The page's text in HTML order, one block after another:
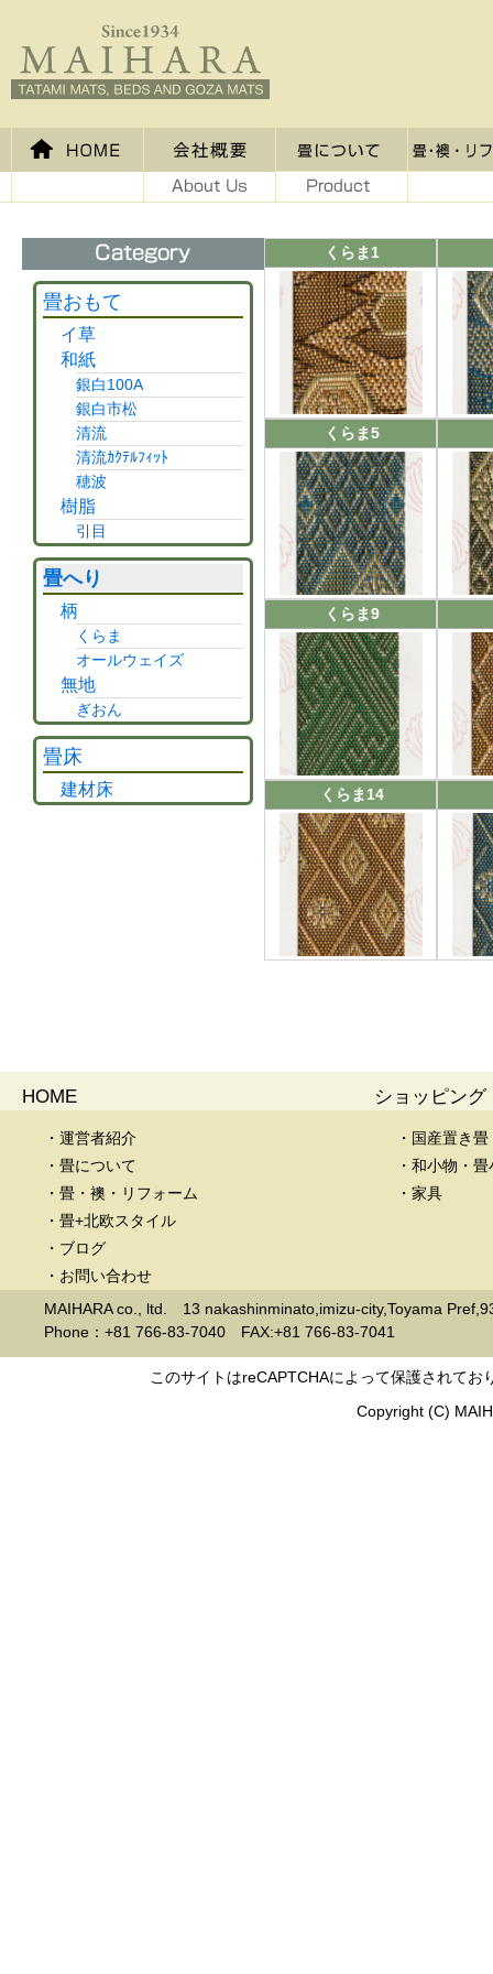
畳おもて
イ草
和紙
銀白100A
銀白市松
清流
清流ｶｸﾃﾙﾌｨｯﾄ
穂波
樹脂
引目
畳へり
柄
くらま
オールウェイズ
無地
ぎおん
畳床
建材床
くらま1
くらま5
くらま9
くらま14
HOME
・運営者紹介
・畳について
・畳・襖・リフォーム
・畳+北欧スタイル
・ブログ
・お問い合わせ
ショッピング
・国産置き
・和小物・
・家具
MAIHARA co., ltd. 13 nakashinminato,imizu-city,Toyama
Phone：+81 766-83-7040 FAX:+81 766-83-7041
このサイトはreCAPTCHAによって保護されてお
Copyright (C)